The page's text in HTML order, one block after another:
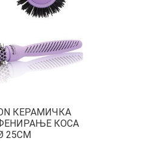
КЕРАМИЧКА
КОСА
25CM